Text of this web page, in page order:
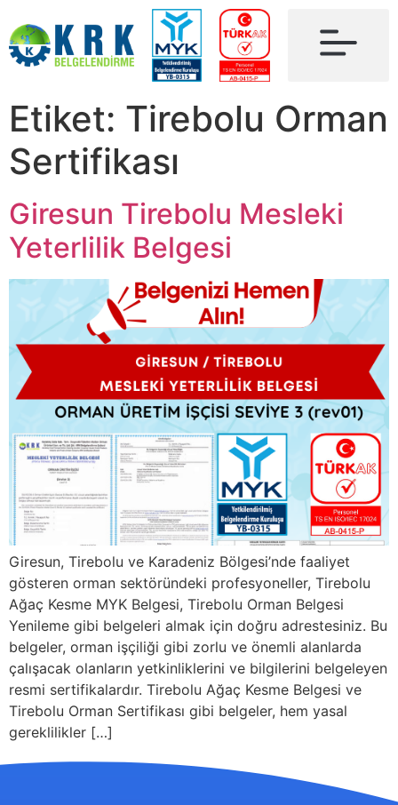
Etiket: Tirebolu Orman
Sertifikası
Giresun Tirebolu Mesleki
Yeterlilik Belgesi
Giresun, Tirebolu ve Karadeniz Bölgesi’nde faaliyet
gösteren orman sektöründeki profesyoneller, Tirebolu
Ağaç Kesme MYK Belgesi, Tirebolu Orman Belgesi
Yenileme gibi belgeleri almak için doğru adrestesiniz. Bu
belgeler, orman işçiliği gibi zorlu ve önemli alanlarda
çalışacak olanların yetkinliklerini ve bilgilerini belgeleyen
resmi sertifikalardır. Tirebolu Ağaç Kesme Belgesi ve
Tirebolu Orman Sertifikası gibi belgeler, hem yasal
gereklilikler […]